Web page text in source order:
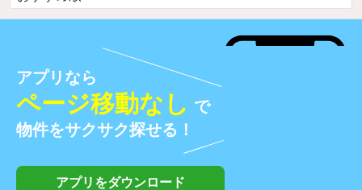
アプリなら
ページ移動なし で
物件をサクサク探せる！
アプリをダウンロード